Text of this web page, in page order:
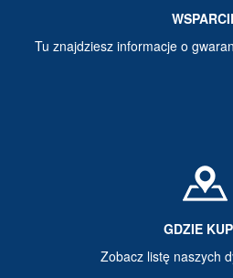
Tu znajdziesz informacje o
GDZIE
Zobacz listę naszych